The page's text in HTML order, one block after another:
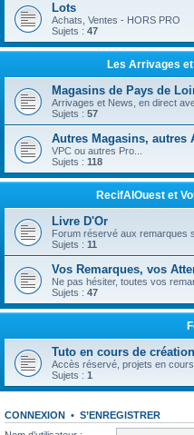
Lots
Achats, Ventes - HORS PRO
Sujets : 47
Les Arrivages
Magasins de Pays de
Arrivages et News, en direct
Sujets : 57
Autres Magasins, autres
VPC ou autres Pro...
Sujets : 118
RecifAlOuest et
Livre D'Or
Forum réservé aux remarques
Sujets : 11
Vos Remarques, vos
Ne pas hésiter, toutes vos
Sujets : 47
Tuto en cours de
Accès réservé, projets en
Sujets : 1
CONNEXION • S’ENREGISTRER